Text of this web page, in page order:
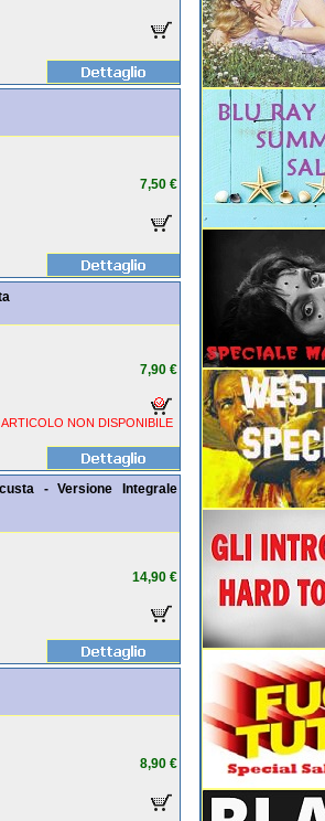
7,50 €
7,90 €
ARTICOLO NON DISPONIBILE
- Versione Integrale
14,90 €
8,90 €